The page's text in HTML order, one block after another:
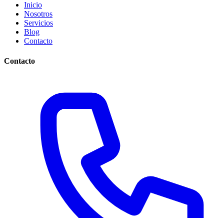
Inicio
Nosotros
Servicios
Blog
Contacto
Contacto